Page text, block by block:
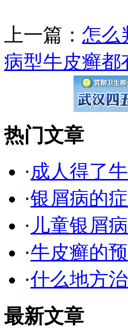
上一篇： 怎么
病型牛皮癣都
热门文章
·成人得了
·银屑病的
· 儿童银屑
·牛皮癣的
·什么地方
最新文章